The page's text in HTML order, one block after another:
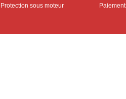
Protection sous moteur